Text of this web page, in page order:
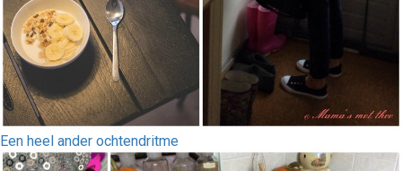
Een heel ander ochtendritme